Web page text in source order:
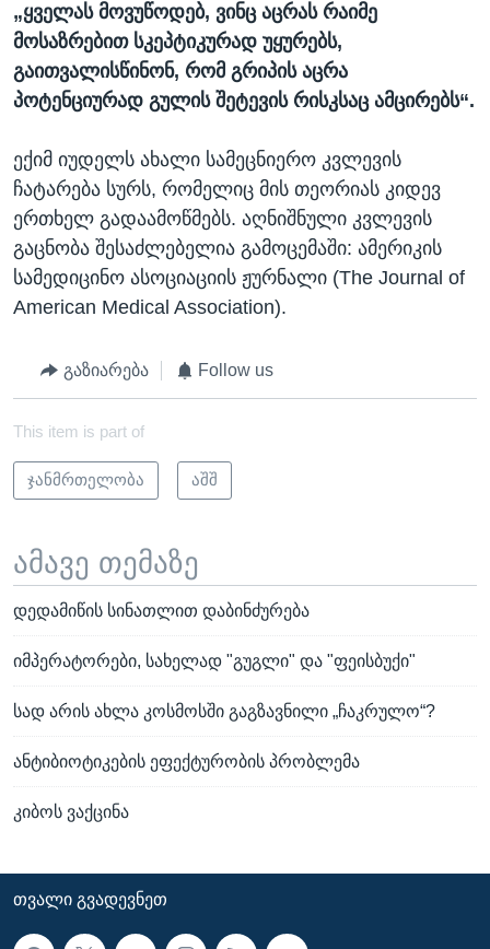
„ყველას მოვუწოდებ, ვინც აცრას რაიმე
მოსაზრებით სკეპტიკურად უყურებს,
გაითვალისწინონ, რომ გრიპის აცრა
პოტენციურად გულის შეტევის რისკსაც ამცირებს“.
ექიმ იუდელს ახალი სამეცნიერო კვლევის
ჩატარება სურს, რომელიც მის თეორიას კიდევ
ერთხელ გადაამოწმებს. აღნიშნული კვლევის
გაცნობა შესაძლებელია გამოცემაში: ამერიკის
სამედიცინო ასოციაციის ჟურნალი (The Journal of
American Medical Association).
გაზიარება Follow us
This item is part of
ჯანმრთელობა აშშ
ამავე თემაზე
დედამიწის სინათლით დაბინძურება
იმპერატორები, სახელად "გუგლი" და "ფეისბუქი"
სად არის ახლა კოსმოსში გაგზავნილი „ჩაკრულო“?
ანტიბიოტიკების ეფექტურობის პრობლემა
კიბოს ვაქცინა
ᲗᲕᲐᲚᲘ ᲒᲕᲐᲓᲔᲕᲜᲔᲗ